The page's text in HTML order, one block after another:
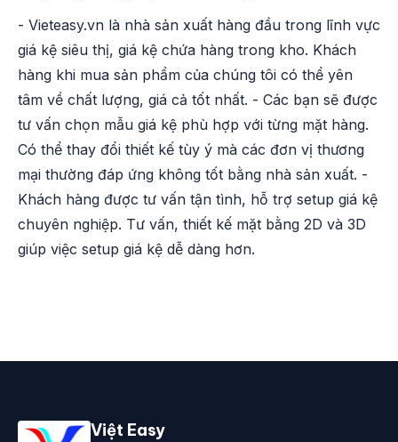
- Vieteasy.vn là nhà sản xuất hàng đầu trong lĩnh vực
giá kệ siêu thị, giá kệ chứa hàng trong kho. Khách
hàng khi mua sản phẩm của chúng tôi có thể yên
tâm về chất lượng, giá cả tốt nhất. - Các bạn sẽ được
tư vấn chọn mẫu giá kệ phù hợp với từng mặt hàng.
Có thể thay đổi thiết kế tùy ý mà các đơn vị thương
mại thường đáp ứng không tốt bằng nhà sản xuất. -
Khách hàng được tư vấn tận tình, hỗ trợ setup giá kệ
chuyên nghiệp. Tư vấn, thiết kế mặt bằng 2D và 3D
giúp việc setup giá kệ dễ dàng hơn.
Việt Easy